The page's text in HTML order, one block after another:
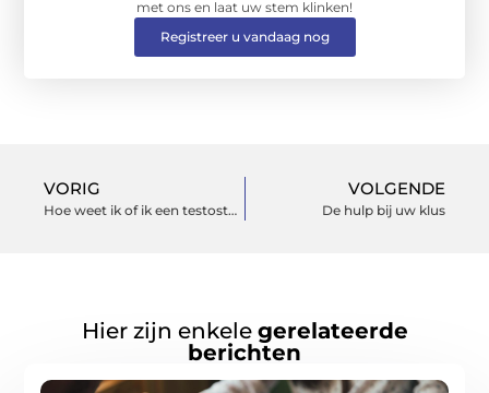
met ons en laat uw stem klinken!
Registreer u vandaag nog
VORIG
Hoe weet ik of ik een testosteron te kort heb?
VOLGENDE
De hulp bij uw klus
Hier zijn enkele gerelateerde
berichten